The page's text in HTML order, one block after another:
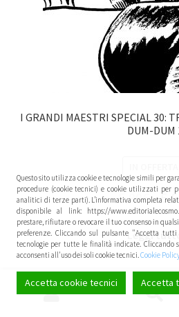
I GRANDI MAESTRI SPECIAL 30:
DUM-DUM
5,90€
Leggi
Questo sito utilizza cookie e tecnologie simili per
procedure (cookie tecnici) e cookie utilizzati per
analitici di terze parti). L’informativa completa
disponibile al link: https://
prestare, rifiutare o revocare il tuo consenso in
preferenze. Cliccando sul pulsante "Accetta
tecnologie per tutte le finalità indicate. Cliccando
acconsenti all'uso dei soli cookie tecnici.Cookie
Accetta cookie tecnici
Accetta